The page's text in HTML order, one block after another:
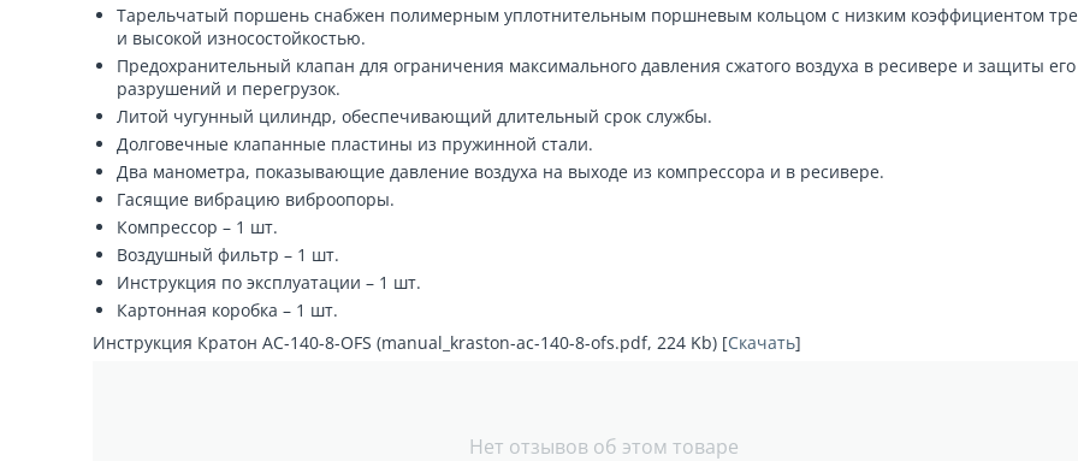
Тарельчатый поршень снабжен полимерным уплотнительным поршневым кольцом с низким коэффициентом
и высокой износостойкостью.
Предохранительный клапан для ограничения максимального давления сжатого воздуха в ресивере и защиты его
разрушений и перегрузок.
Литой чугунный цилиндр, обеспечивающий длительный срок службы.
Долговечные клапанные пластины из пружинной стали.
Два манометра, показывающие давление воздуха на выходе из компрессора и в ресивере.
Гасящие вибрацию виброопоры.
Компрессор – 1 шт.
Воздушный фильтр – 1 шт.
Инструкция по эксплуатации – 1 шт.
Картонная коробка – 1 шт.
Инструкция Кратон AC-140-8-OFS (manual_kraston-ac-140-8-ofs.pdf, 224 Kb) [Скачать]
Нет отзывов об этом товаре